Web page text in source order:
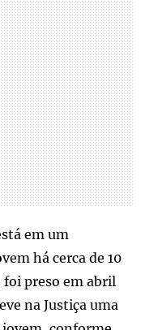
em um
há cerca de 10
foi preso em abril
na Justiça uma